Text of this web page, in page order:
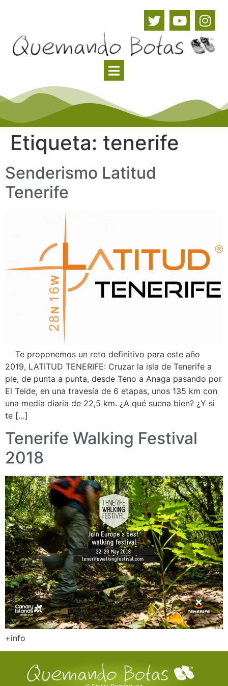
Etiqueta: tenerife
Senderismo Latitud
Tenerife
Te proponemos un reto definitivo para este año
2019, LATITUD TENERIFE: Cruzar la isla de Tenerife a
pie, de punta a punta, desde Teno a Anaga pasando por
El Teide, en una travesía de 6 etapas, unos 135 km con
una media diaria de 22,5 km. ¿A qué suena bien? ¿Y si
te […]
Tenerife Walking Festival
2018
+info